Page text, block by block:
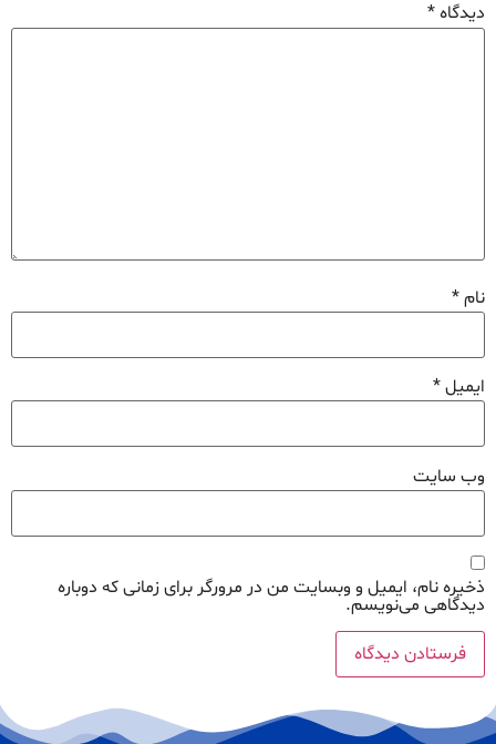
دیدگاه*
نام*
ایمیل*
وب‌ سایت
ذخیره نام، ایمیل و وبسایت من در مرورگر برای زمانی که دوباره
دیدگاهی می‌نویسم.